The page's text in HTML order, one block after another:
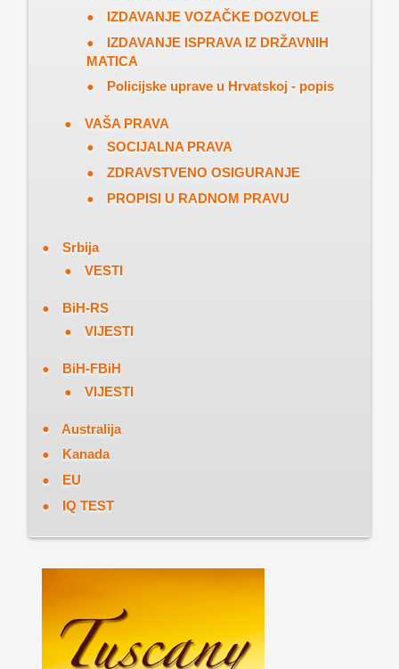
IZDAVANJE VOZAČKE DOZVOLE
IZDAVANJE ISPRAVA IZ DRŽAVNIH
MATICA
Policijske uprave u Hrvatskoj - popis
VAŠA PRAVA
SOCIJALNA PRAVA
ZDRAVSTVENO OSIGURANJE
PROPISI U RADNOM PRAVU
Srbija
VESTI
BiH-RS
VIJESTI
BiH-FBiH
VIJESTI
Australija
Kanada
EU
IQ TEST